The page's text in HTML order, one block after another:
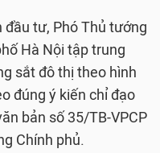
tư, Phó Thủ tướng
Hà Nội tập trung
sắt đô thị theo hình
đúng ý kiến chỉ đạo
bản số 35/TB-VPCP
Chính phủ.